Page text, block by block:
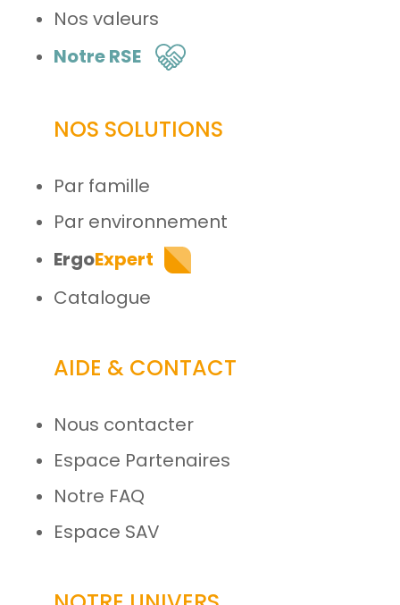
Nos valeurs
Notre RSE
NOS SOLUTIONS
Par famille
Par environnement
ErgoExpert
Catalogue
AIDE & CONTACT
Nous contacter
Espace Partenaires
Notre FAQ
Espace SAV